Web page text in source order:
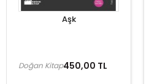
Aşk
450,00 TL
Doğan Kitap